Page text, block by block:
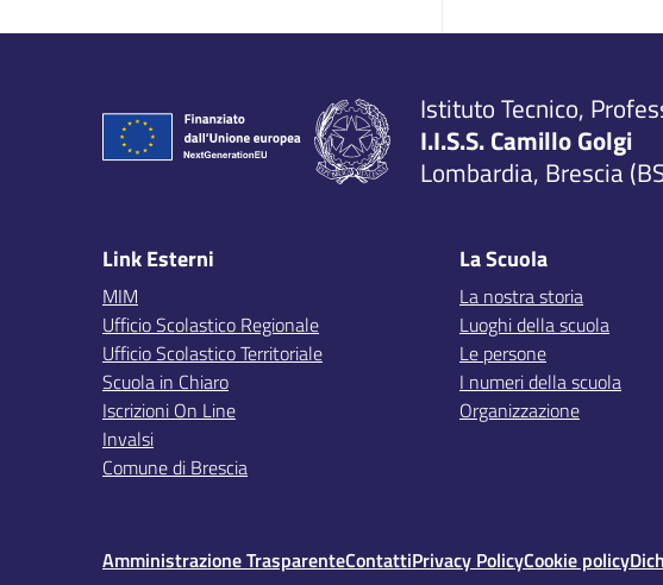
Istituto Tecnico,
I.I.S.S. Camillo Golgi
Lombardia, Brescia
Link Esterni
MIM
Ufficio Scolastico Regionale
Ufficio Scolastico Territoriale
Scuola in Chiaro
Iscrizioni On Line
Invalsi
Comune di Brescia
La Scuola
La nostra storia
Luoghi della scuola
Le persone
I numeri della scuola
Organizzazione
Amministrazione TrasparenteContattiPrivacy PolicyCookie policy